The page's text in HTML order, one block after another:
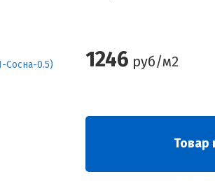
1246 руб/м2
Товар